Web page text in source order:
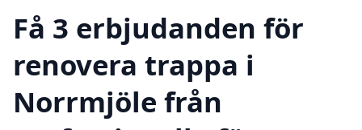
Få 3 erbjudanden för
renovera trappa i
Norrmjöle från